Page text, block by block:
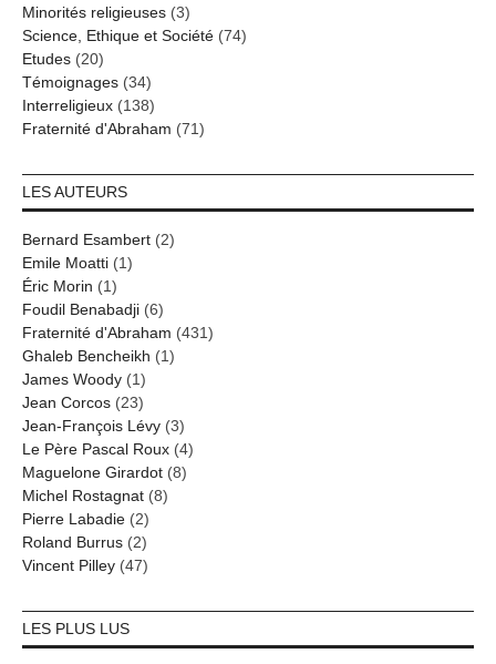
Minorités religieuses (3)
Science, Ethique et Société (74)
Etudes (20)
Témoignages (34)
Interreligieux (138)
Fraternité d'Abraham (71)
LES AUTEURS
Bernard Esambert (2)
Emile Moatti (1)
Éric Morin (1)
Foudil Benabadji (6)
Fraternité d'Abraham (431)
Ghaleb Bencheikh (1)
James Woody (1)
Jean Corcos (23)
Jean-François Lévy (3)
Le Père Pascal Roux (4)
Maguelone Girardot (8)
Michel Rostagnat (8)
Pierre Labadie (2)
Roland Burrus (2)
Vincent Pilley (47)
LES PLUS LUS